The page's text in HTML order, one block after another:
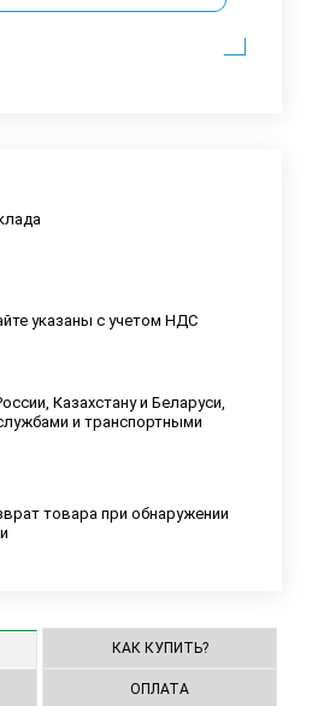
указаны с учетом НДС
Казахстану и Беларуси,
и транспортными
товара при обнаружении
КАК КУПИТЬ?
ОПЛАТА